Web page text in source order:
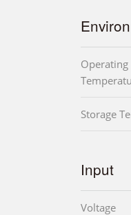
Operating
Storage
Input
Voltage